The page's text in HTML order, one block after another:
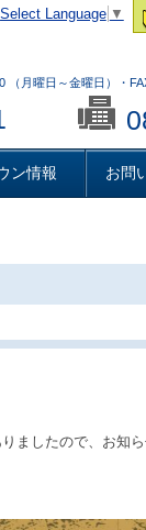
Select Language ▼
（月曜日～金曜日）・
ン情報 お問
ましたので、お知ら